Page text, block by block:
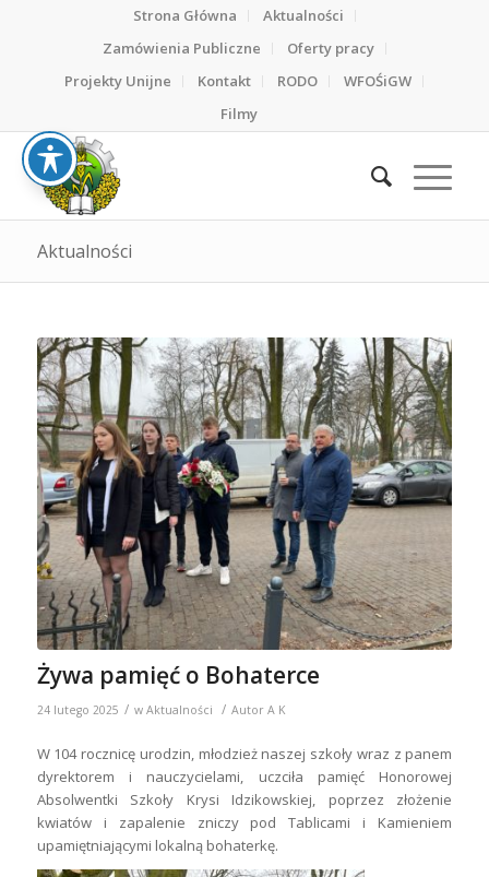
Strona Główna
Aktualności
Zamówienia Publiczne
Oferty pracy
Projekty Unijne
Kontakt RODO
WFOŚiGW
Filmy
Aktualności
Żywa pamięć o Bohaterce
24 lutego 2025 / w Aktualności / Autor A K
W 104 rocznicę urodzin, młodzież naszej szkoły wraz z panem
dyrektorem i nauczycielami, uczciła pamięć Honorowej
Absolwentki Szkoły Krysi Idzikowskiej, poprzez złożenie
kwiatów i zapalenie zniczy pod Tablicami i Kamieniem
upamiętniającymi lokalną bohaterkę.